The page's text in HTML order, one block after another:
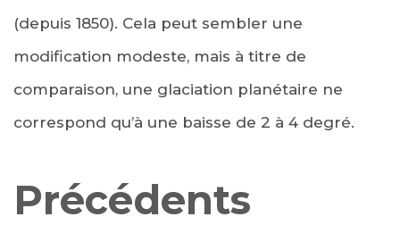
(depuis 1850). Cela peut sembler une
modification modeste, mais à titre de
comparaison, une glaciation planétaire ne
correspond qu’à une baisse de 2 à 4 degré.
Précédents